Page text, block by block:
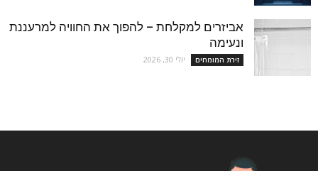
אביזרים למקלחת – להפוך את החוויה למרעננת
ונעימה
זירת המומחים יולי 30, 2026